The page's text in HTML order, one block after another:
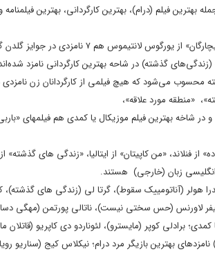
فیلم (درام)، بهترین کارگردانی، بهترین
۷ نامزدی در جوایز گلدن گلوب ۲۰۲۴ کسب کردند.
گذشته) در شاحه بهترین کارگردانی نامزد
محسوب می‌شود که هیچ فیلمی از کارگردانان زن نامزدی
«منطقه مورد علاقه»،
شاخه بهترین فیلم موزیکال یا کمدی هم فیلمهای
فنلاند، «من کاپیتان» از ایتالیا، «زندگی های گذشته»
انگلیسی زبان (خارجی) هستند.
هولر (آناتومییک سقوط)، گرتا لی (زندگی های
جنیفر لاورنس (حس سختی نیست)، ناتالی پورتمن (مهگی
برادلی کوپر (مایسترو)، لئوناردو دی کاپریو
بهترین بازیگر مرد درام؛ نیکلاس کیج (سناریو